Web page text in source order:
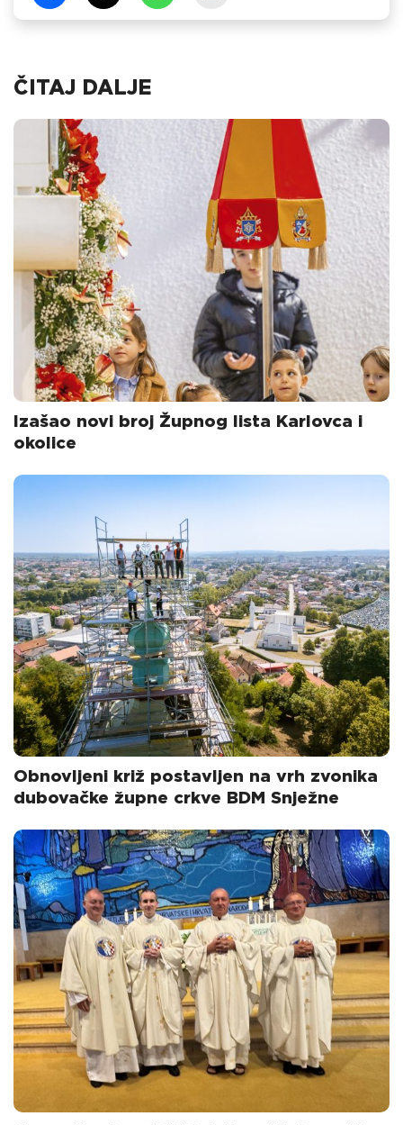
ČITAJ DALJE
Izašao novi broj Župnog lista Karlovca i
okolice
Obnovljeni križ postavljen na vrh zvonika
dubovačke župne crkve BDM Snježne